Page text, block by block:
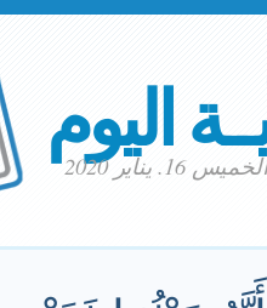
اليوم